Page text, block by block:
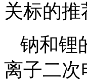
关标的
钠和锂
离子二次